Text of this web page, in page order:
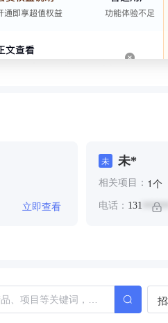
立即查看
未 未*
相关项目： 1个
电话： 131